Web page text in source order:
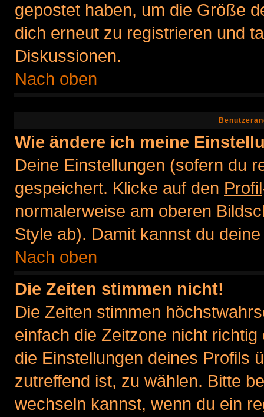
gepostet haben, um die Größe
dich erneut zu registrieren und
Diskussionen.
Nach oben
Wie ändere ich meine
Deine Einstellungen (sofern du
gespeichert. Klicke auf den Profil
normalerweise am oberen
Style ab). Damit kannst du
Nach oben
Die Zeiten stimmen nicht!
Die Zeiten stimmen
einfach die Zeitzone nicht
die Einstellungen deines Profils
zutreffend ist, zu wählen. Bitte
wechseln kannst, wenn du ein